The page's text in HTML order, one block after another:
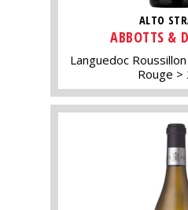
ALTO
ABBOTTS &
Languedoc Roussillon
Rouge